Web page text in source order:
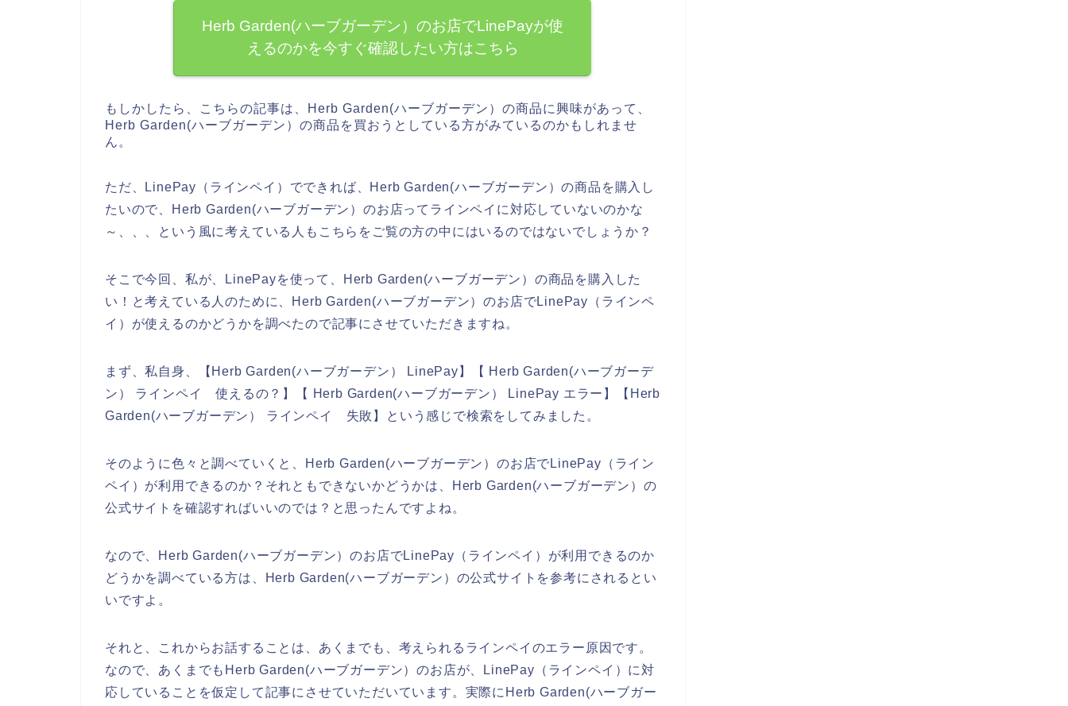
Herb Garden(ハーブガーデン）のお店でLinePayが使
えるのかを今すぐ確認したい方はこちら
もしかしたら、こちらの記事は、Herb Garden(ハーブガーデン）の商品に興味があって、
Herb Garden(ハーブガーデン）の商品を買おうとしている方がみているのかもしれませ
ん。
ただ、LinePay（ラインペイ）でできれば、Herb Garden(ハーブガーデン）の商品を購入し
たいので、Herb Garden(ハーブガーデン）のお店ってラインペイに対応していないのかな
～、、、という風に考えている人もこちらをご覧の方の中にはいるのではないでしょうか？
そこで今回、私が、LinePayを使って、Herb Garden(ハーブガーデン）の商品を購入した
い！と考えている人のために、Herb Garden(ハーブガーデン）のお店でLinePay（ラインペ
イ）が使えるのかどうかを調べたので記事にさせていただきますね。
まず、私自身、【Herb Garden(ハーブガーデン） LinePay】【 Herb Garden(ハーブガーデ
ン） ラインペイ 使えるの？】【 Herb Garden(ハーブガーデン） LinePay エラー】【Herb
Garden(ハーブガーデン） ラインペイ 失敗】という感じで検索をしてみました。
そのように色々と調べていくと、Herb Garden(ハーブガーデン）のお店でLinePay（ライン
ペイ）が利用できるのか？それともできないかどうかは、Herb Garden(ハーブガーデン）の
公式サイトを確認すればいいのでは？と思ったんですよね。
なので、Herb Garden(ハーブガーデン）のお店でLinePay（ラインペイ）が利用できるのか
どうかを調べている方は、Herb Garden(ハーブガーデン）の公式サイトを参考にされるとい
いですよ。
それと、これからお話することは、あくまでも、考えられるラインペイのエラー原因です。
なので、あくまでもHerb Garden(ハーブガーデン）のお店が、LinePay（ラインペイ）に対
応していることを仮定して記事にさせていただいています。実際にHerb Garden(ハーブガー